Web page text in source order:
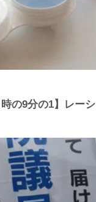
の9分の1】レー